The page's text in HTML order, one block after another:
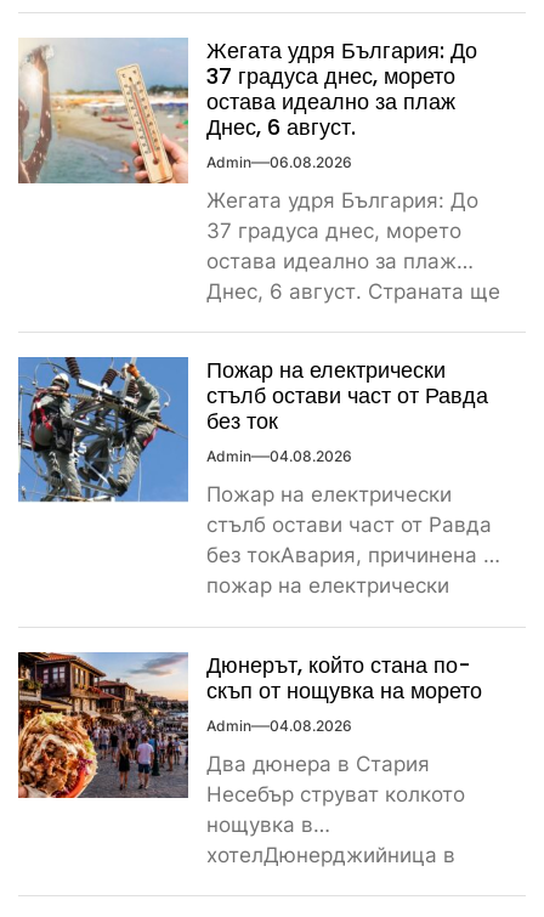
сутрин...
Жегата удря България: До
37 градуса днес, морето
остава идеално за плаж
Днес, 6 август.
Admin 06.08.2026
Жегата удря България: До
37 градуса днес, морето
остава идеално за плаж
Днес, 6 август. Страната ще
Пожар на електрически
стълб остави част от Равда
без ток
Admin 04.08.2026
Пожар на електрически
стълб остави част от Равда
без токАвария, причинена от
пожар на електрически
Дюнерът, който стана по-
скъп от нощувка на морето
Admin 04.08.2026
Два дюнера в Стария
Несебър струват колкото
нощувка в
хотелДюнерджийница в